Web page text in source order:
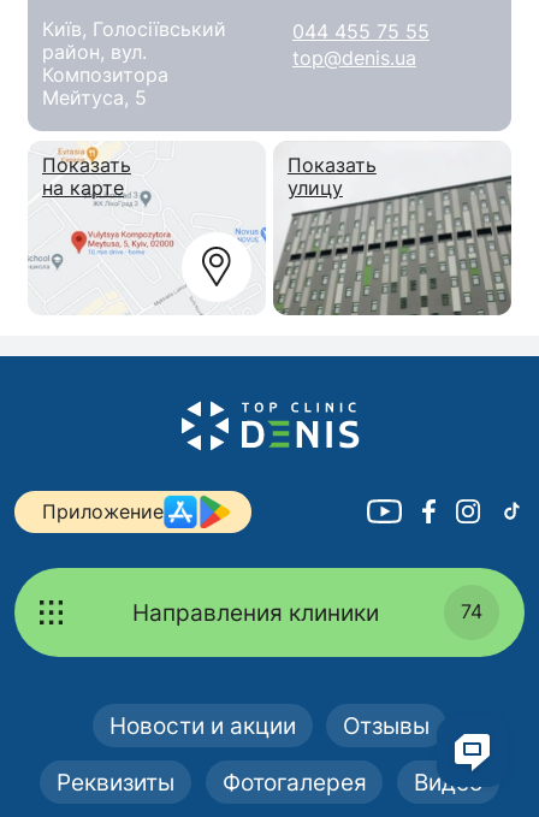
Київ, Голосіївський
район, вул.
Композитора
Мейтуса, 5
044 455 75 55
top@denis.ua
Показать
на карте
Показать
улицу
Приложение
Направления клиники 74
Новости и акции Отзывы
Реквизиты Фотогалерея Видео